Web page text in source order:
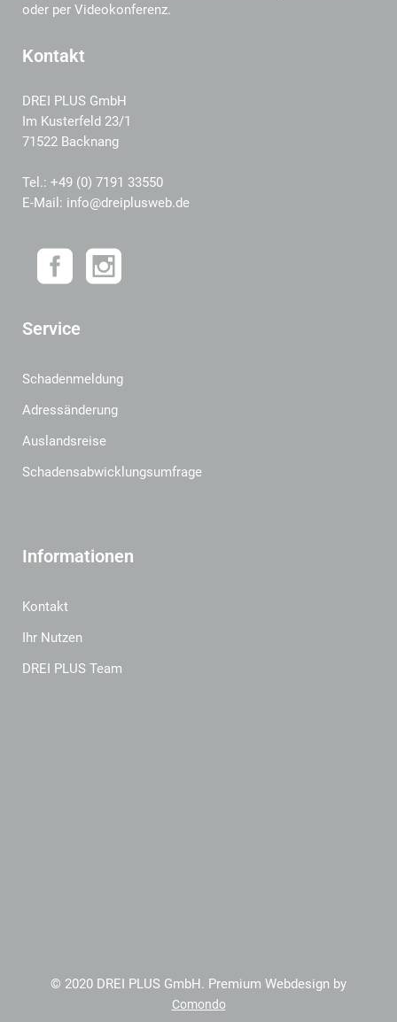
oder per Videokonferenz.
Kontakt
DREI PLUS GmbH
Im Kusterfeld 23/1
71522 Backnang
Tel.: +49 (0) 7191 33550
E-Mail: info@dreiplusweb.de
Service
Schadenmeldung
Adressänderung
Auslandsreise
Schadensabwicklungsumfrage
Informationen
Kontakt
Ihr Nutzen
DREI PLUS Team
© 2020 DREI PLUS GmbH. Premium Webdesign by
Comondo